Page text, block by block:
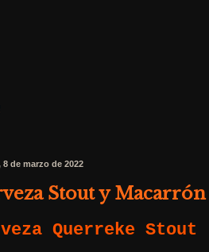
8 de marzo de 2022
Stout y Macarrón
Querreke Stout